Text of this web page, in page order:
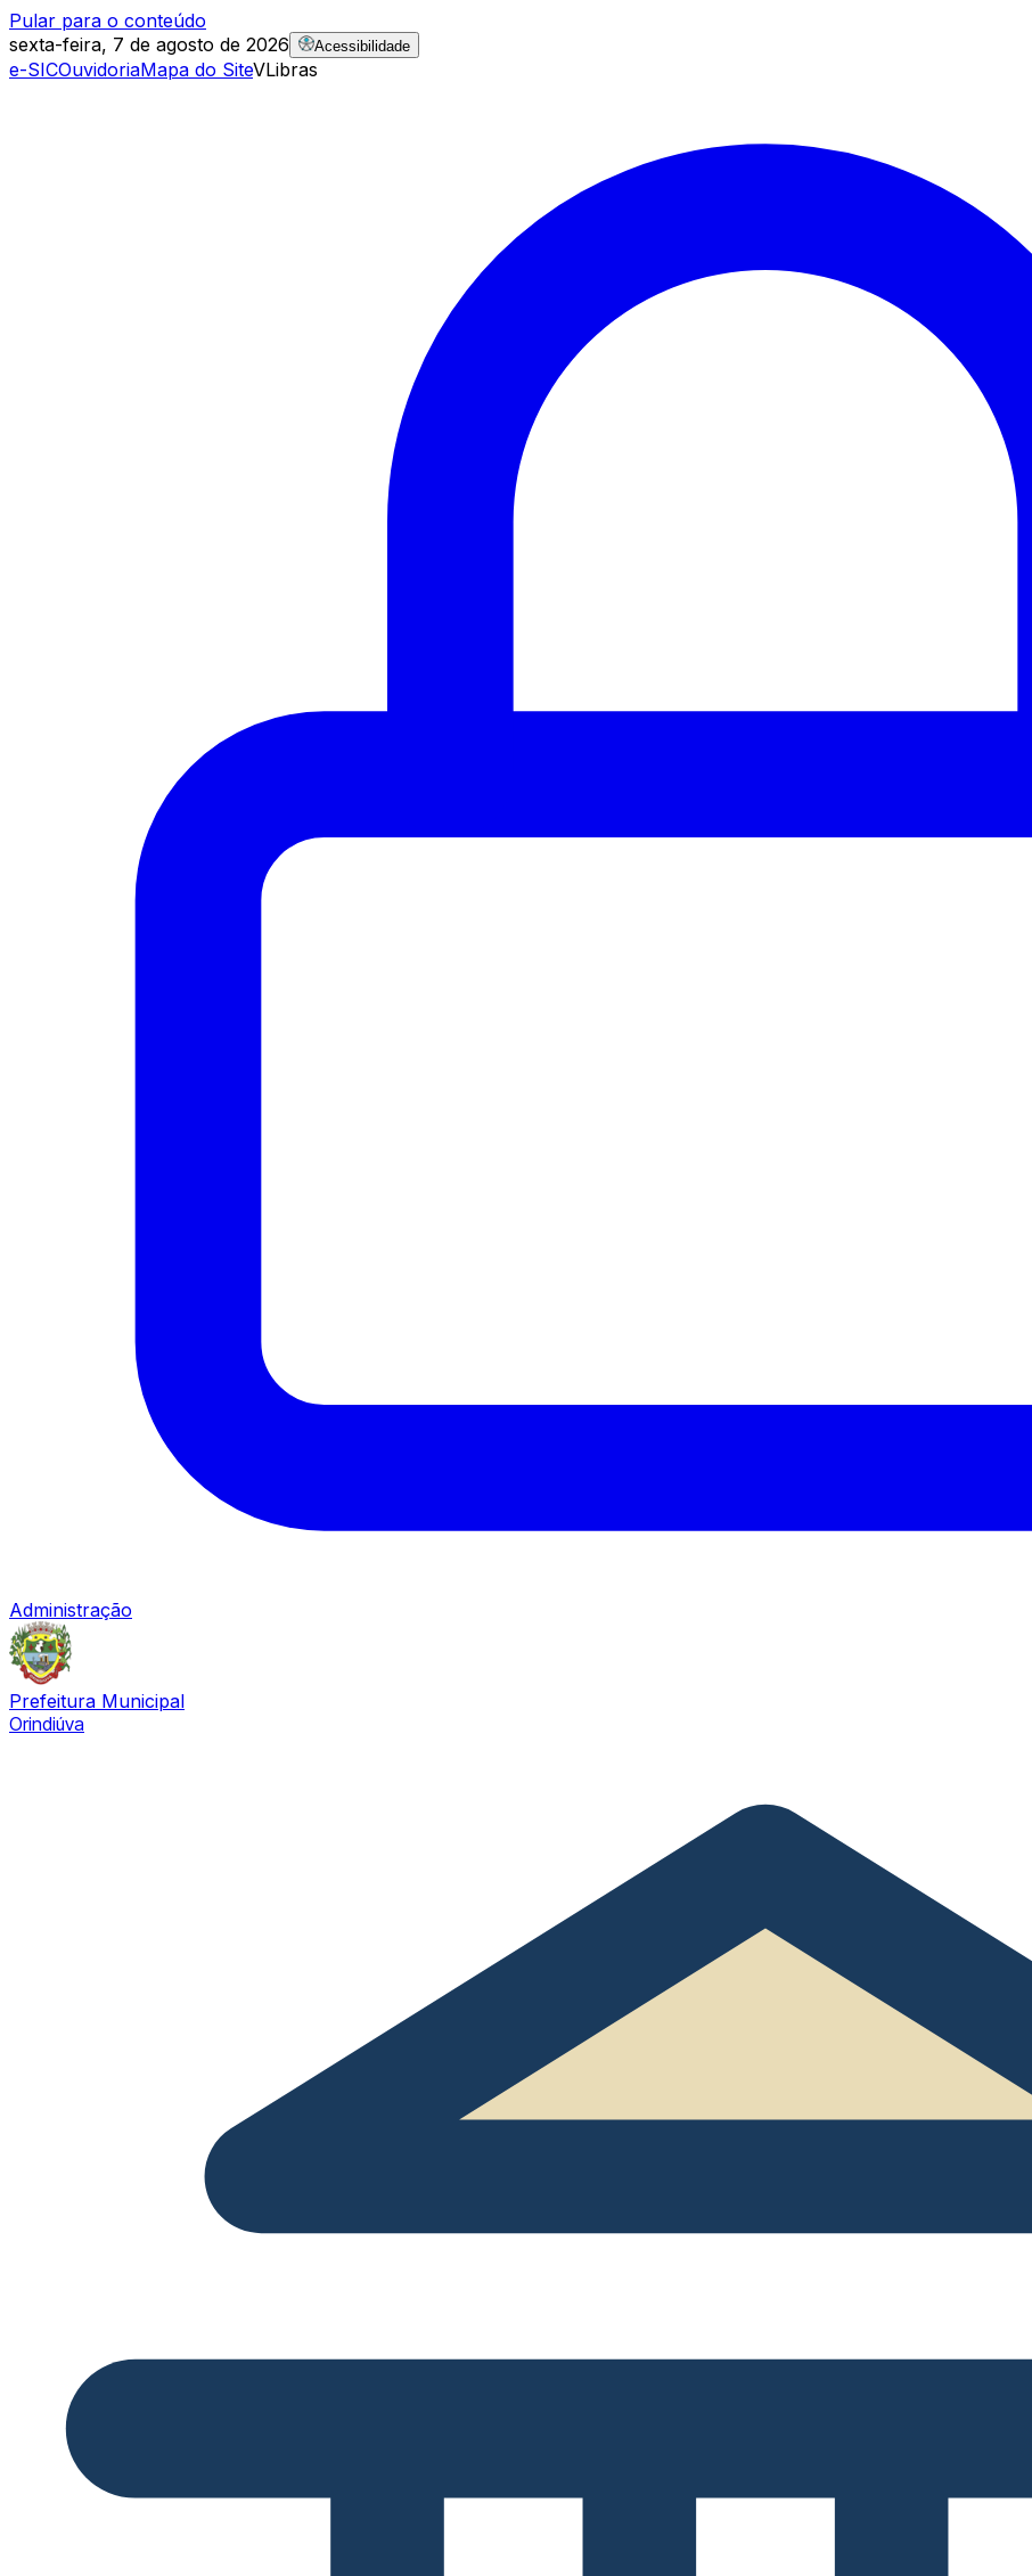
Pular para o conteúdo
sexta-feira, 7 de agosto de 2026
Acessibilidade
e-SICOuvidoriaMapa do SiteVLibras
Administração
Prefeitura Municipal
Orindiúva